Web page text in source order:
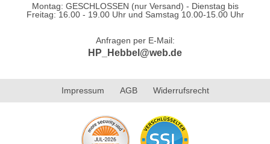
Montag: GESCHLOSSEN (nur Versand) - Dienstag bis
Freitag: 16.00 - 19.00 Uhr und Samstag 10.00-15.00 Uhr
Anfragen per E-Mail:
HP_Hebbel@web.de
Impressum AGB Widerrufsrecht